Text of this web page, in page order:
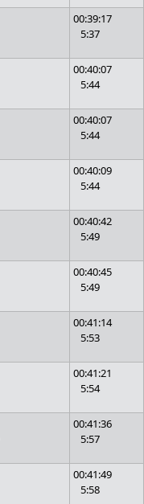
00:39:17
5:37
00:40:07
5:44
00:40:07
5:44
00:40:09
5:44
00:40:42
5:49
00:40:45
5:49
00:41:14
5:53
00:41:21
5:54
00:41:36
5:57
00:41:49
5:58